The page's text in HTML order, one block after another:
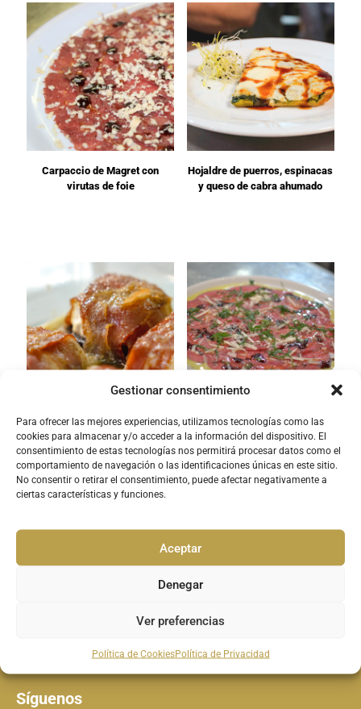
Gestionar consentimiento
Para ofrecer las mejores experiencias, utilizamos tecnologías como las
cookies para almacenar y/o acceder a la información del dispositivo. El
consentimiento de estas tecnologías nos permitirá procesar datos como el
comportamiento de navegación o las identificaciones únicas en este sitio.
No consentir o retirar el consentimiento, puede afectar negativamente a
ciertas características y funciones.
Aceptar
Denegar
Ver preferencias
Política de CookiesPolítica de Privacidad
Carpaccio de Magret con
virutas de foie
Hojaldre de puerros, espinacas
y queso de cabra ahumado
Atadillo de bacon con rulo de
cabra y morcilla de burgos
Carpaccio de Ciervo
Cocina contemporánea
Síguenos